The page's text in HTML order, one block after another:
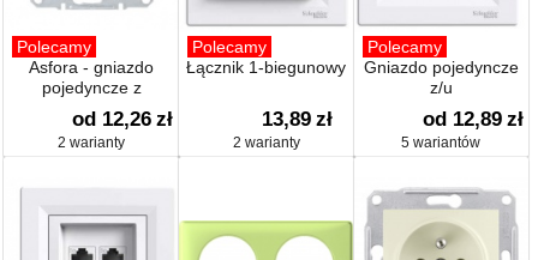
Polecamy
Asfora - gniazdo
pojedyncze z
uziemieniem
od 12,26 zł
2 warianty
Polecamy
Łącznik 1-biegunowy
13,89 zł
2 warianty
Polecamy
Gniazdo pojedyncze
z/u
od 12,89 zł
5 wariantów